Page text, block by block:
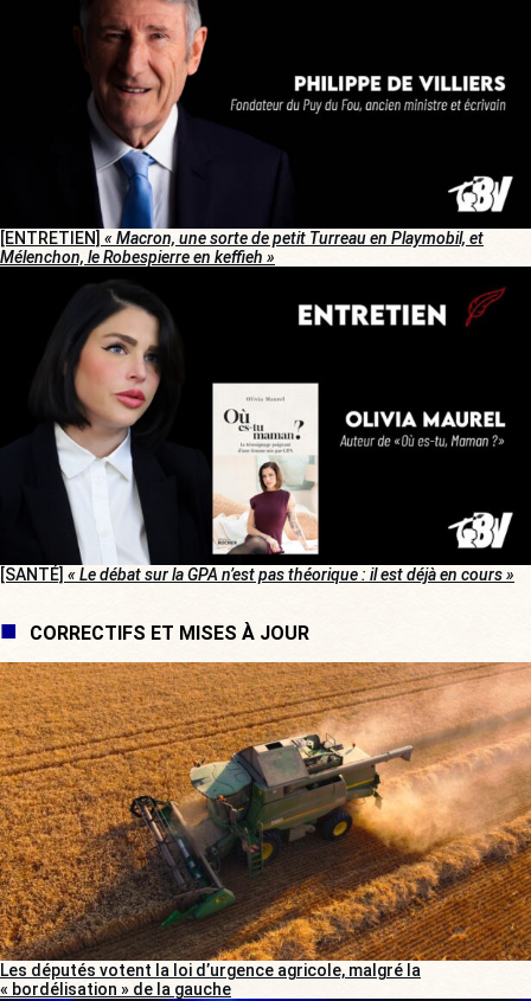
[ENTRETIEN] « Macron, une sorte de petit Turreau en Playmobil, et
Mélenchon, le Robespierre en keffieh »
[SANTÉ] « Le débat sur la GPA n’est pas théorique : il est déjà en cours »
CORRECTIFS ET MISES À JOUR
Les députés votent la loi d’urgence agricole, malgré la
« bordélisation » de la gauche